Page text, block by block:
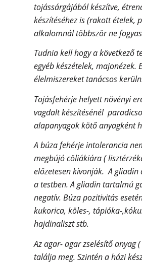
tojássárgájából készítve,
készítéséhez is (rakott ételek,
alkalomnál többször ne
Tudnia kell hogy a következő
egyéb készételek,
élelmiszereket tanácsos
Tojásfehérje helyett növényi
vagdalt készítésénél
alapanyagok kötő anyagként
A búza fehérje intolerancia
megbújó cöliákiára (
előzetesen kivonják. A
a testben. A gliadin tartalmú
negatív. Búza pozitivitás
kukorica, köles-, tápióka-
hajdinaliszt stb.
Az agar- agar zselésítő anyag
találja meg. Szintén a házi